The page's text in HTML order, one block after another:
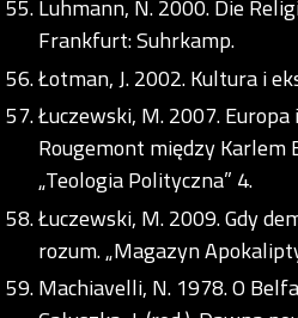
Luhmann, N. 2000. Die
Frankfurt: Suhrkamp.
Łotman, J. 2002. Kultura i
Łuczewski, M. 2007.
Rougemont między Karlem
„Teologia Polityczna” 4.
Łuczewski, M. 2009. Gdy
rozum. „Magazyn
Machiavelli, N. 1978. O